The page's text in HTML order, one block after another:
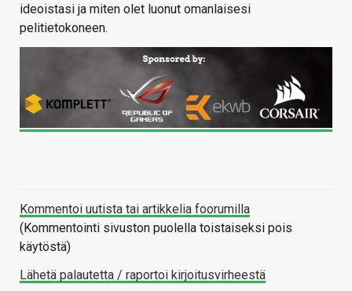
ideoistasi ja miten olet luonut omanlaisesi
pelitietokoneen.
Kommentoi uutista tai artikkelia foorumilla
(Kommentointi sivuston puolella toistaiseksi pois
käytöstä)
Lähetä palautetta / raportoi kirjoitusvirheestä